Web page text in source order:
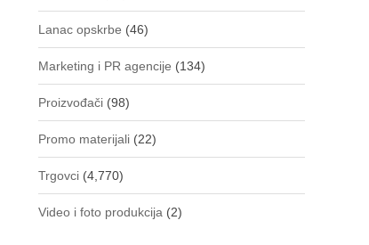
Lanac opskrbe (46)
Marketing i PR agencije (134)
Proizvođači (98)
Promo materijali (22)
Trgovci (4,770)
Video i foto produkcija (2)